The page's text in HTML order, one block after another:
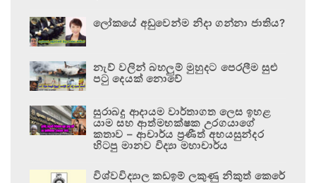
ලෝකයේ අඩුවෙන්ම නිදා ගන්නා ජාතිය?
නැව් වලින් බහලුම් මුහුදට පෙරලීම සුළු
පටු දෙයක් නොවේ
සුරාබදු ආදායම වාර්තාගත ලෙස ඉහළ
යාම සහ ආත්මභක්ෂක උරගයාගේ
කතාව – ආචාර්ය ප්‍රණීත් අභයසුන්දර
හිටපු මානව විද්‍යා මහාචාර්ය
විශ්වවිද්‍යාල කඩඉම් ලකුණු නිකුත් කෙරේ